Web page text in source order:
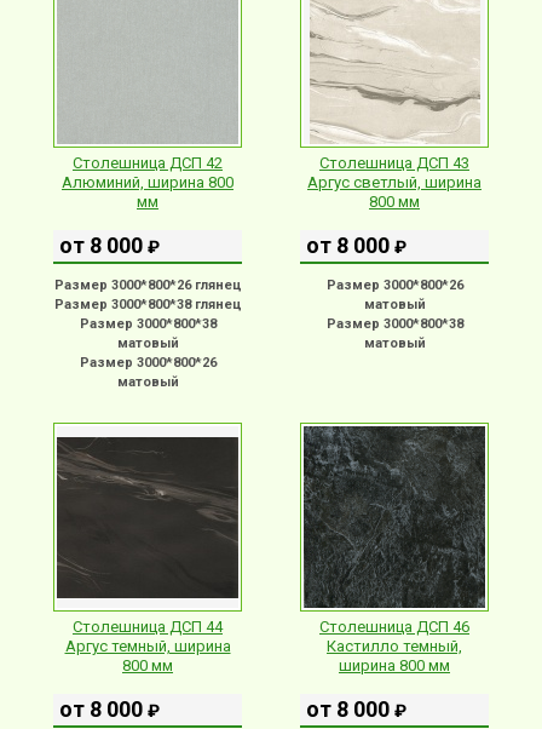
Столешница ДСП 42
Алюминий, ширина 800
мм
от 8 000 ₽
Размер 3000*800*26 глянец
Размер 3000*800*38 глянец
Размер 3000*800*38
матовый
Размер 3000*800*26
матовый
Столешница ДСП 43
Аргус светлый, ширина
800 мм
от 8 000 ₽
Размер 3000*800*26
матовый
Размер 3000*800*38
матовый
Столешница ДСП 44
Аргус темный, ширина
800 мм
от 8 000 ₽
Столешница ДСП 46
Кастилло темный,
ширина 800 мм
от 8 000 ₽